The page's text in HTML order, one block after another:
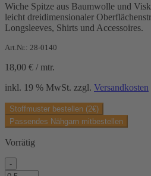
Wiche Spitze aus Baumwolle und
leicht dreidimensionaler
Longsleeves, Shirts und Accessoires.
Art.Nr.: 28-0140
18,00 € / mtr.
inkl. 19 % MwSt. zzgl. Versandkosten
Stoffmuster bestellen (2€)
Passendes Nähgarn mitbestellen
Vorrätig
-